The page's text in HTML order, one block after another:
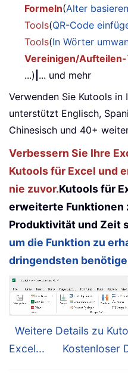
Formeln(Alter
Tools(QR-Code
Tools(In Wörter
Vereinigen/Aufteilen-
...) ... und mehr
Verwenden Sie Kutools
unterstützt Englisch,
Chinesisch und 40+
Verbessern Sie Ihre
Kutools für Excel und
nie zuvor.Kutools für
erweiterte Funktionen
Produktivität und Zeit
um die Funktion zu
dringendsten
Weitere Details zu
Excel...
Kostenloser